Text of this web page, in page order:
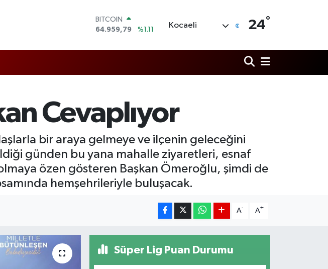
64.959,79
DOLAR
EURO
6660.55
BİST100
13.779
Kocaeli 24°
Cevaplıyor
bir araya gelmeye ve ilçenin geleceğini
günden bu yana mahalle ziyaretleri, esnaf
özen gösteren Başkan Ömeroğlu, şimdi de
hemşehrileriyle buluşacak.
A- A+
Süper Lig Puan Durumu